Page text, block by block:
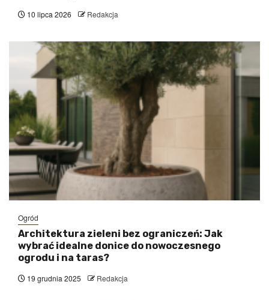
10 lipca 2026 Redakcja
Ogród
Architektura zieleni bez ograniczeń: Jak
wybrać idealne donice do nowoczesnego
ogrodu i na taras?
19 grudnia 2025 Redakcja